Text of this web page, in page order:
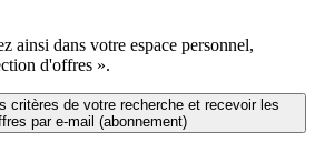
ainsi dans votre espace personnel,
d'offres ».
critères de votre recherche et recevoir les
par e-mail (abonnement)